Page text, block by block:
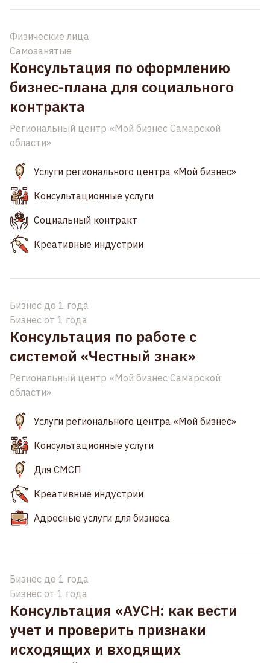
Физические лица
Самозанятые
Консультация по оформлению
бизнес-плана для социального
контракта
Региональный центр «Мой бизнес Самарской
области»
Услуги регионального центра «Мой бизнес»
Консультационные услуги
Социальный контракт
Креативные индустрии
Бизнес до 1 года
Бизнес от 1 года
Консультация по работе с
системой «Честный знак»
Региональный центр «Мой бизнес Самарской
области»
Услуги регионального центра «Мой бизнес»
Консультационные услуги
Для СМСП
Креативные индустрии
Адресные услуги для бизнеса
Бизнес до 1 года
Бизнес от 1 года
Консультация «АУСН: как вести
учет и проверить признаки
исходящих и входящих